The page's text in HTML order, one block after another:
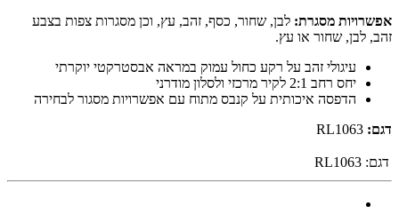
אפשרויות מסגרת: לבן, שחור, כסף, זהב, עץ, וכן מסגרות צפות בצבע
זהב, לבן, שחור או עץ.
עיגולי זהב על רקע כחול עמוק במראה אבסטרקטי יוקרתי
יחס רחב 2:1 לקיר מרכזי ולסלון מודרני
הדפסה איכותית על קנבס מתוח עם אפשרויות מסגור לבחירה
דגם:
דגם: RL1063